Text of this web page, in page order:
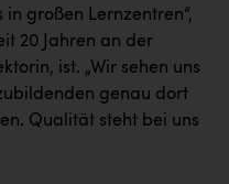
großen Lernzentren“,
20 Jahren an der
ist. „Wir sehen uns
genau dort
Qualität steht bei uns